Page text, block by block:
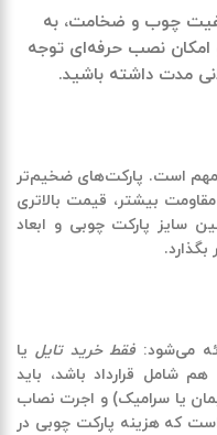
چوب و ضخامت، به
نصب حرفه‌ای توجه
مدت داشته باشید.
مهم است. پارکت‌های ضخیم‌تر
بیشتر، قیمت بالاتری
سایز پارکت چوبی و ابعاد
.
می‌شود: فقط خرید تایل یا
شامل قرارداد باشد، باید
یا سرامیک) و اجرت نصاب
که هزینه پارکت چوبی در